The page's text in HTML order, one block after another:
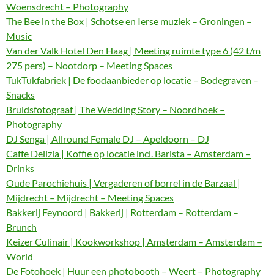
Woensdrecht – Photography
The Bee in the Box | Schotse en Ierse muziek – Groningen –
Music
Van der Valk Hotel Den Haag | Meeting ruimte type 6 (42 t/m
275 pers) – Nootdorp – Meeting Spaces
TukTukfabriek | De foodaanbieder op locatie – Bodegraven –
Snacks
Bruidsfotograaf | The Wedding Story – Noordhoek –
Photography
DJ Senga | Allround Female DJ – Apeldoorn – DJ
Caffe Delizia | Koffie op locatie incl. Barista – Amsterdam –
Drinks
Oude Parochiehuis | Vergaderen of borrel in de Barzaal |
Mijdrecht – Mijdrecht – Meeting Spaces
Bakkerij Feynoord | Bakkerij | Rotterdam – Rotterdam –
Brunch
Keizer Culinair | Kookworkshop | Amsterdam – Amsterdam –
World
De Fotohoek | Huur een photobooth – Weert – Photography